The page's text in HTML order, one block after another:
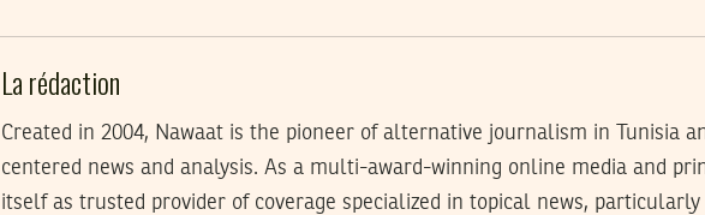
La rédaction
Created in 2004, Nawaat is the pioneer of alternative journalism in Tunisia
centered news and analysis. As a multi-award-winning online media and
itself as trusted provider of coverage specialized in topical news, particularly